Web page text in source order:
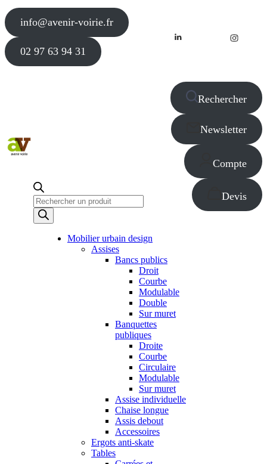
info@avenir-voirie.fr
02 97 63 94 31
Recherche
de
produits
Rechercher
Newsletter
Compte
Devis
Mobilier urbain design
Assises
Bancs publics
Droit
Courbe
Modulable
Double
Sur muret
Banquettes
publiques
Droite
Courbe
Circulaire
Modulable
Sur muret
Assise individuelle
Chaise longue
Assis debout
Accessoires
Ergots anti-skate
Tables